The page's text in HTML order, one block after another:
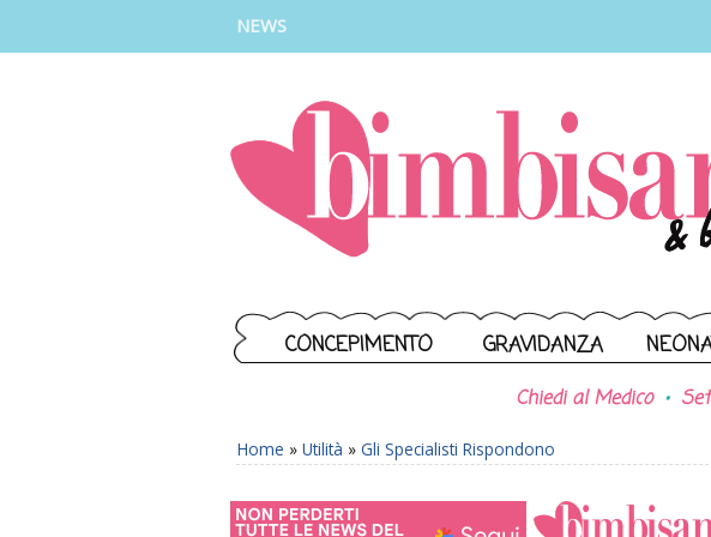
NEWS
CONCEPIMENTO GRAVIDANZA
Chiedi al Medico
Home » Utilità » Gli Specialisti Rispondono